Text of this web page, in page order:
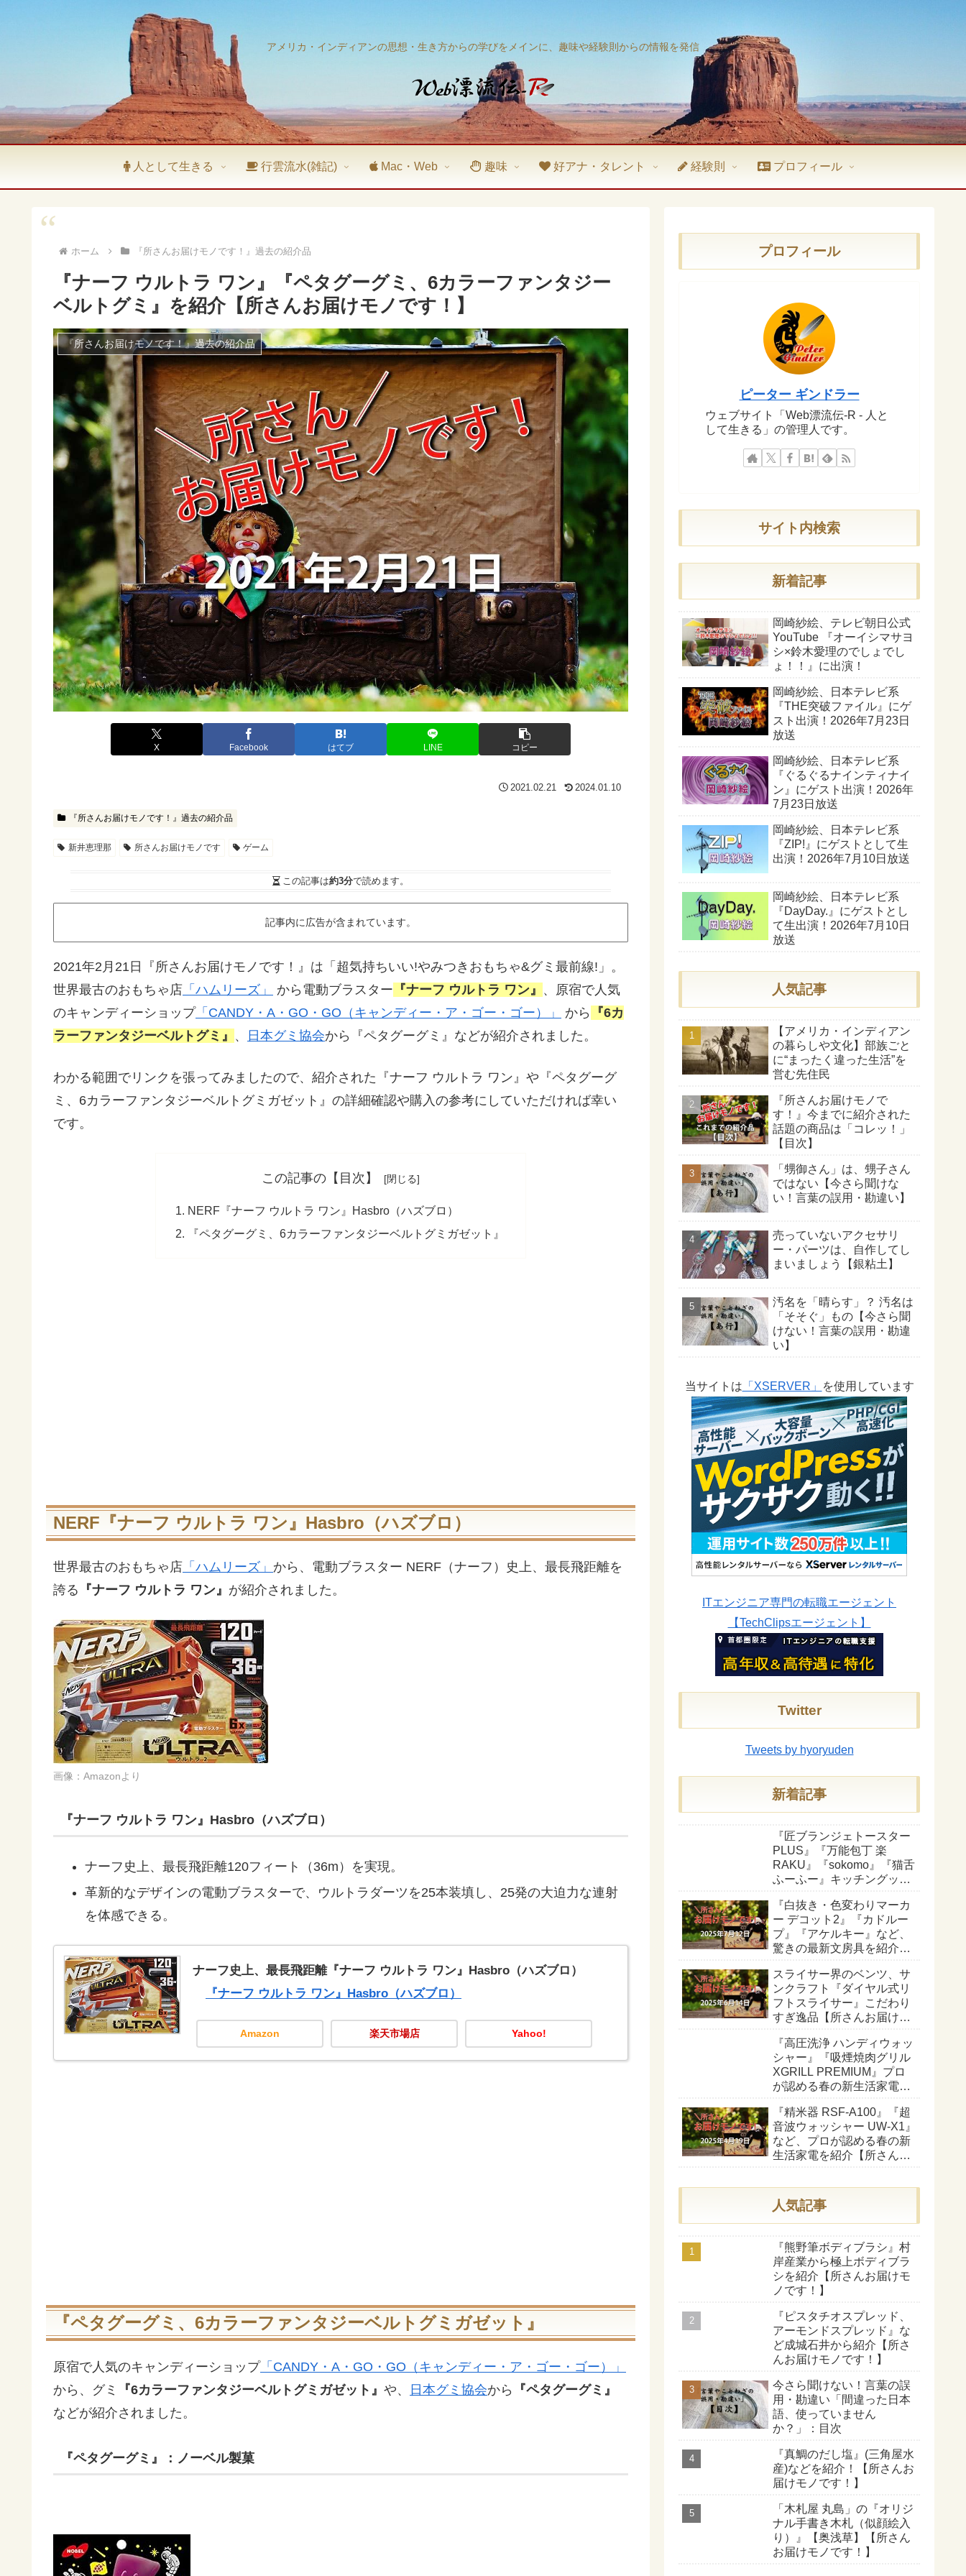
アメリカ・インディアンの思想・生き方からの学びをメインに、趣味や経験則からの情報を発信
人として生きる 行雲流水(雑記) Mac・Web 趣味 好アナ・タレント 経験則 プロフィール
ホーム 『所さんお届けモノです！』過去の紹介品
『ナーフ ウルトラ ワン』『ペタグーグミ、6カラーファンタジー
ベルトグミ』を紹介【所さんお届けモノです！】
『所さんお届けモノです！』過去の紹介品
X Facebook はてブ LINE コピー
2021.02.21 2024.01.10
『所さんお届けモノです！』過去の紹介品
新井恵理那 所さんお届けモノです ゲーム
この記事は約3分で読めます。
記事内に広告が含まれています。
2021年2月21日『所さんお届けモノです！』は「超気持ちいい!やみつきおもちゃ&グミ最前線!」。
世界最古のおもちゃ店 「ハムリーズ」 から電動ブラスター 『ナーフ ウルトラ ワン』 、原宿で人気
のキャンディーショップ「CANDY・A・GO・GO（キャンディー・ア・ゴー・ゴー）」 から
『6カ
ラーファンタジーベルトグミ』 、 日本グミ協会から『ペタグーグミ』などが紹介されました。
わかる範囲でリンクを張ってみましたので、紹介された『ナーフ ウルトラ ワン』や『ペタグーグ
ミ、6カラーファンタジーベルトグミガゼット』の詳細確認や購入の参考にしていただければ幸い
です。
この記事の【目次】
NERF『ナーフ ウルトラ ワン』Hasbro（ハズブロ）
『ペタグーグミ、6カラーファンタジーベルトグミガゼット』
NERF『ナーフ ウルトラ ワン』Hasbro（ハズブロ）
世界最古のおもちゃ店 「ハムリーズ」 から、電動ブラスター NERF（ナーフ）史上、最長飛距離を
誇る 『ナーフ ウルトラ ワン』 が紹介されました。
画像：Amazonより
『ナーフ ウルトラ ワン』Hasbro（ハズブロ）
ナーフ史上、最長飛距離120フィート（36m）を実現。
革新的なデザインの電動ブラスターで、ウルトラダーツを25本装填し、25発の大迫力な連射
を体感できる。
ナーフ史上、最長飛距離『ナーフ ウルトラ ワン』Hasbro（ハズブロ）
『ナーフ ウルトラ ワン』Hasbro（ハズブロ）
Amazon 楽天市場店 Yahoo!
『ペタグーグミ、6カラーファンタジーベルトグミガゼット』
原宿で人気のキャンディーショップ「CANDY・A・GO・GO（キャンディー・ア・ゴー・ゴー）」
から、グミ
『6カラーファンタジーベルトグミガゼット』 や、 日本グミ協会から
『ペタグーグミ』
などが紹介されました。
『ペタグーグミ』：ノーベル製菓
プロフィール
ピーター ギンドラー
ウェブサイト「Web漂流伝-R - 人と
して生きる」の管理人です。
サイト内検索
新着記事
岡崎紗絵、テレビ朝日公式
YouTube 『オーイシマサヨ
シ×鈴木愛理のでしょでし
ょ！！』に出演！
岡崎紗絵、日本テレビ系
『THE突破ファイル』にゲ
スト出演！2026年7月23日
放送
岡崎紗絵、日本テレビ系
『ぐるぐるナインティナイ
ン』にゲスト出演！2026年
7月23日放送
岡崎紗絵、日本テレビ系
『ZIP!』にゲストとして生
出演！2026年7月10日放送
岡崎紗絵、日本テレビ系
『DayDay.』にゲストとし
て生出演！2026年7月10日
放送
人気記事
【アメリカ・インディアン
の暮らしや文化】部族ごと
に“まったく違った生活”を
営む先住民
『所さんお届けモノで
す！』今までに紹介された
話題の商品は「コレッ！」
【目次】
「甥御さん」は、甥子さん
ではない【今さら聞けな
い！言葉の誤用・勘違い】
売っていないアクセサリ
ー・パーツは、自作してし
まいましょう【銀粘土】
汚名を「晴らす」？ 汚名は
「そそぐ」もの【今さら聞
けない！言葉の誤用・勘違
い】
当サイトは 「XSERVER」 を使用しています
ITエンジニア専門の転職エージェント
【TechClipsエージェント】
Twitter
Tweets by hyoryuden
新着記事
『匠ブランジェトースター
PLUS』『万能包丁 楽
RAKU』『sokomo』『猫舌
ふーふー』キッチングッズ
です！】
『白抜き・色変わりマーカ
ー デコット2』『カドルー
プ』『アケルキー』など、
驚きの最新文房具を紹介
す！】
スライサー界のベンツ、サ
ンクラフト『ダイヤル式リ
フトスライサー』こだわり
すぎ逸品【所さんお届けモ
『高圧洗浄 ハンディウォッ
シャー』『吸煙焼肉グリル
XGRILL PREMIUM』プロ
が認める春の新生活家電を
す！】
『精米器 RSF-A100』『超
音波ウォッシャー UW-X1』
など、プロが認める春の新
生活家電を紹介【所さんお
人気記事
『熊野筆ボディブラシ』村
岸産業から極上ボディブラ
シを紹介【所さんお届けモ
ノです！】
『ピスタチオスプレッド、
アーモンドスプレッド』な
ど成城石井から紹介【所さ
んお届けモノです！】
今さら聞けない！言葉の誤
用・勘違い「間違った日本
語、使っていません
か？」：目次
『真鯛のだし塩』(三角屋水
産)などを紹介！【所さんお
届けモノです！】
「木札屋 丸島」の『オリジ
ナル手書き木札（似顔絵入
り）』【奥浅草】【所さん
お届けモノです！】